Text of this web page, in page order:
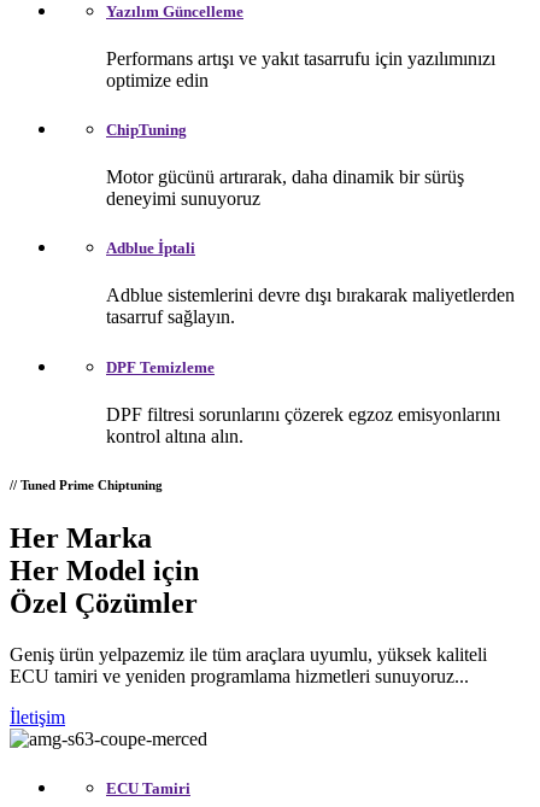
Yazılım Güncelleme
Performans artışı ve yakıt tasarrufu için yazılımınızı
optimize edin
ChipTuning
Motor gücünü artırarak, daha dinamik bir sürüş
deneyimi sunuyoruz
Adblue İptali
Adblue sistemlerini devre dışı bırakarak maliyetlerden
tasarruf sağlayın.
DPF Temizleme
DPF filtresi sorunlarını çözerek egzoz emisyonlarını
kontrol altına alın.
// Tuned Prime Chiptuning
Her Marka
Her Model için
Özel Çözümler
Geniş ürün yelpazemiz ile tüm araçlara uyumlu, yüksek kaliteli
ECU tamiri ve yeniden programlama hizmetleri sunuyoruz...
İletişim
ECU Tamiri